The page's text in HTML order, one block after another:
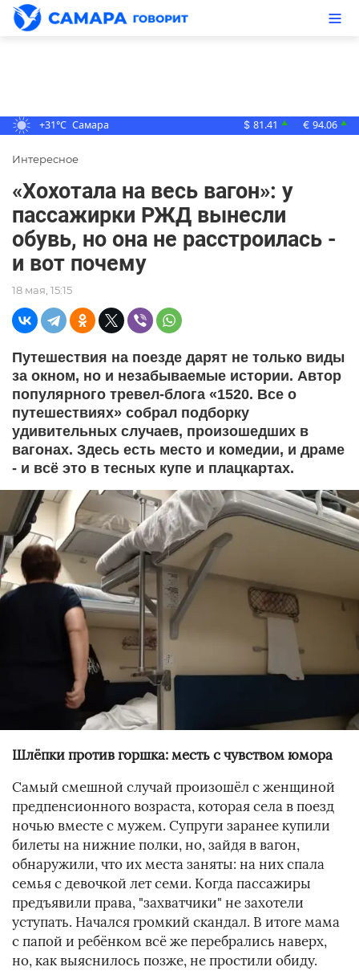
+31°C Самара $ 81.41 ▲ € 94.06 ▲
Интересное
«Хохотала на весь вагон»: у
пассажирки РЖД вынесли
обувь, но она не расстроилась -
и вот почему
18 мая, 15:15
Путешествия на поезде дарят не только виды
за окном, но и незабываемые истории. Автор
популярного тревел-блога «1520. Все о
путешествиях» собрал подборку
удивительных случаев, произошедших в
вагонах. Здесь есть место и комедии, и драме
- и всё это в тесных купе и плацкартах.
Шлёпки против горшка: месть с чувством юмора
Самый смешной случай произошёл с женщиной
предпенсионного возраста, которая села в поезд
ночью вместе с мужем. Супруги заранее купили
билеты на нижние полки, но, зайдя в вагон,
обнаружили, что их места заняты: на них спала
семья с девочкой лет семи. Когда пассажиры
предъявили права, "захватчики" не захотели
уступать. Начался громкий скандал. В итоге мама
с папой и ребёнком всё же перебрались наверх,
но, как выяснилось позже, не простили обиду.